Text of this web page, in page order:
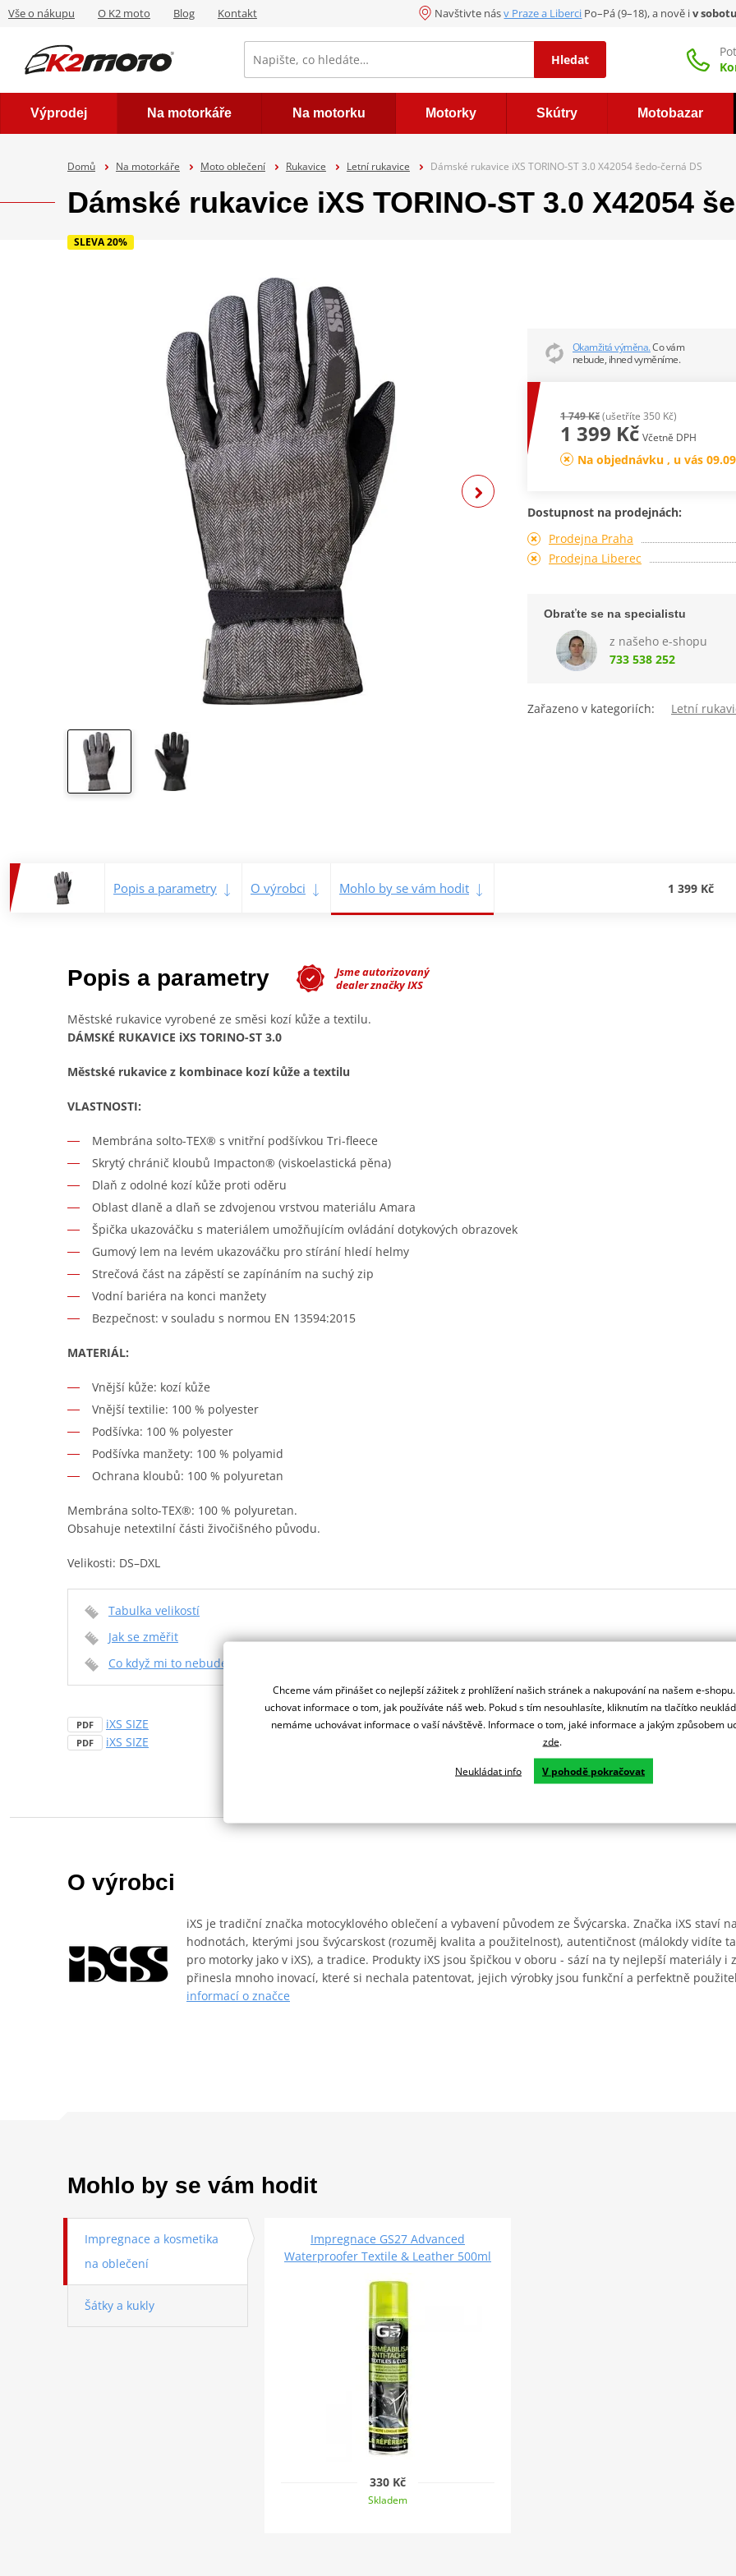
Vše o nákupu O K2 moto Blog Kontakt Navštivte násv Praze a Liberci Po–Pá (9–18), a nově iv sobotu
Hledat
Výprodej Na motorkáře Na motorku Motorky Skútry Motobazar
Domů Na motorkáře Moto oblečení Rukavice Letní rukavice Dámské rukavice iXS TORINO-ST 3.0 X42054 šedo-černá DS
Dámské rukavice iXS TORINO-ST 3.0 X42054
SLEVA 20%
Okamžitá výměna.Co vám
nebude, ihned vyměníme.
1 749 Kč(ušetříte 350 Kč)
1 399 Kč Včetně DPH
Na objednávku , u vás
Dostupnost na prodejnách:
Prodejna Praha
Prodejna Liberec
Obraťte se na specialistu
z našeho e-shopu
733 538 252
Zařazeno v kategoriích: Letní
Popis a parametry O výrobci Mohlo by se vám hodit 1 399 Kč
Popis a parametry
Jsme autorizovaný
dealer značky IXS
Městské rukavice vyrobené ze směsi kozí kůže a textilu.
DÁMSKÉ RUKAVICE iXS TORINO-ST 3.0
Městské rukavice z kombinace kozí kůže a textilu
VLASTNOSTI:
Membrána solto-TEX® s vnitřní podšívkou Tri-fleece
Skrytý chránič kloubů Impacton® (viskoelastická pěna)
Dlaň z odolné kozí kůže proti oděru
Oblast dlaně a dlaň se zdvojenou vrstvou materiálu Amara
Špička ukazováčku s materiálem umožňujícím ovládání dotykových obrazovek
Gumový lem na levém ukazováčku pro stírání hledí helmy
Strečová část na zápěstí se zapínáním na suchý zip
Vodní bariéra na konci manžety
Bezpečnost: v souladu s normou EN 13594:2015
MATERIÁL:
Vnější kůže: kozí kůže
Vnější textilie: 100 % polyester
Podšívka: 100 % polyester
Podšívka manžety: 100 % polyamid
Ochrana kloubů: 100 % polyuretan
Membrána solto-TEX®: 100 % polyuretan.
Obsahuje netextilní části živočišného původu.
Velikosti: DS–DXL
Tabulka velikostí
Jak se změřit
Co když mi to nebude
PDF iXS SIZE
PDF iXS SIZE
O výrobci
iXS je tradiční značka motocyklového oblečení a vybavení původem ze Švýcarska. Značka iXS staví
hodnotách, kterými jsou švýcarskost (rozuměj kvalita a použitelnost), autentičnost (málokdy vidíte
pro motorky jako v iXS), a tradice. Produkty iXS jsou špičkou v oboru - sází na ty nejlepší materiály i
přinesla mnoho inovací, které si nechala patentovat, jejich výrobky jsou funkční a perfektně
informací o značce
Mohlo by se vám hodit
Impregnace a kosmetika
na oblečení
Šátky a kukly
Impregnace GS27 Advanced
Waterproofer Textile & Leather 500ml
330 Kč
Skladem
Chceme vám přinášet co nejlepší zážitek z prohlížení našich stránek a nakupování na našem e-
uchovat informace o tom, jak používáte náš web. Pokud s tím nesouhlasíte, kliknutím na tlačítko
nemáme uchovávat informace o vaší návštěvě. Informace o tom, jaké informace a jakým způsobem
zde.
Neukládat info V pohodě pokračovat